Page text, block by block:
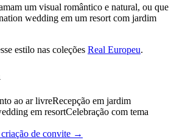
um visual romântico e natural, ou que
wedding em um resort com jardim
estilo nas coleções Real Europeu.
ao ar livreRecepção em jardim
em resortCelebração com tema
de convite →